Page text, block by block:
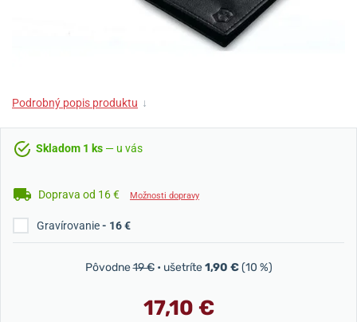
Podrobný popis produktu ↓
Skladom 1 ks — u vás
Doprava od 16 € Možnosti dopravy
Gravírovanie- 16 €
Pôvodne19 € • ušetríte1,90 €(10 %)
17,10 €